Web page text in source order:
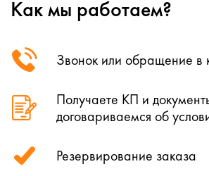
Как мы работаем?
Звонок или обращение в
Получаете КП и
договариваемся об
Резервирование заказа